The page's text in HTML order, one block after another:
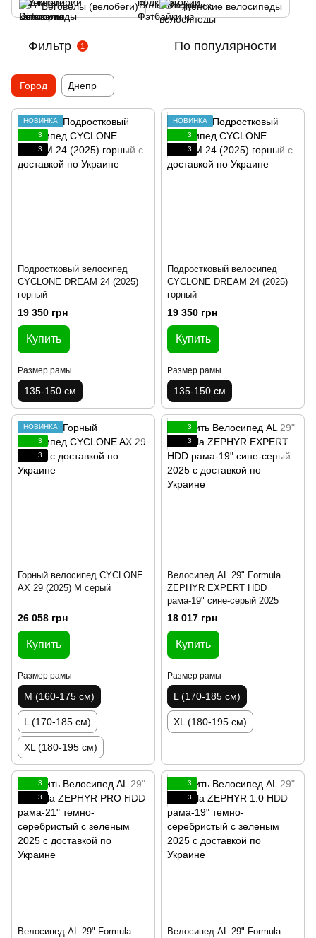
Беговелы (велобеги) Женские велосипеды
Фильтр 1 По популярности
Город Днепр
НОВИНКА
3
3
Подростковый велосипед
CYCLONE DREAM 24 (2025)
горный
19 350 грн
Купить
Размер рамы
135-150 см
НОВИНКА
3
3
Подростковый велосипед
CYCLONE DREAM 24 (2025)
горный
19 350 грн
Купить
Размер рамы
135-150 см
НОВИНКА
3
3
Горный велосипед CYCLONE
AX 29 (2025) M серый
26 058 грн
Купить
Размер рамы
M (160-175 см)
L (170-185 см)
XL (180-195 см)
3
3
Велосипед AL 29" Formula
ZEPHYR EXPERT HDD
рама-19" сине-серый 2025
18 017 грн
Купить
Размер рамы
L (170-185 см)
XL (180-195 см)
3
3
Велосипед AL 29" Formula
3
3
Велосипед AL 29" Formula